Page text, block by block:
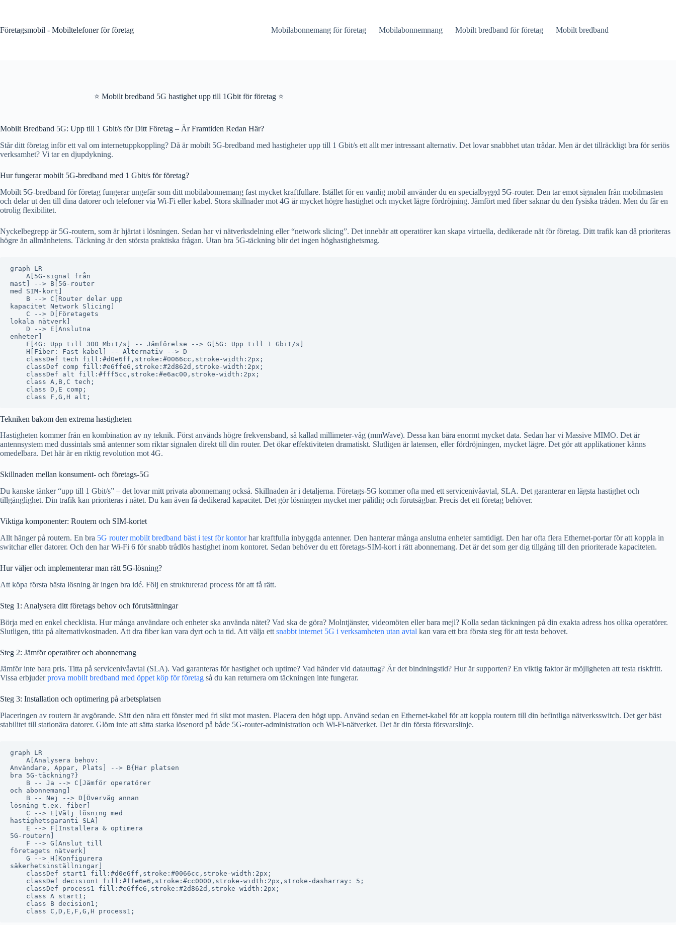
Företagsmobil - Mobiltelefoner för företag
Mobilabonnemang för företag Mobilabonnemnang Mobilt bredband för företag Mobilt bredband
⭐ Mobilt bredband 5G hastighet upp till 1Gbit för företag ⭐
Mobilt Bredband 5G: Upp till 1 Gbit/s för Ditt Företag – Är Framtiden Redan Här?
Står ditt företag inför ett val om internetuppkoppling? Då är mobilt 5G-bredband med hastigheter upp till 1 Gbit/s ett allt mer intressant alternativ. Det lovar snabbhet utan trådar. Men är det tillräckligt bra för seriös
verksamhet? Vi tar en djupdykning.
Hur fungerar mobilt 5G-bredband med 1 Gbit/s för företag?
Mobilt 5G-bredband för företag fungerar ungefär som ditt mobilabonnemang fast mycket kraftfullare. Istället för en vanlig mobil använder du en specialbyggd 5G-router. Den tar emot signalen från mobilmasten
och delar ut den till dina datorer och telefoner via Wi-Fi eller kabel. Stora skillnader mot 4G är mycket högre hastighet och mycket lägre fördröjning. Jämfört med fiber saknar du den fysiska tråden. Men du får en
otrolig flexibilitet.
Nyckelbegrepp är 5G-routern, som är hjärtat i lösningen. Sedan har vi nätverksdelning eller “network slicing”. Det innebär att operatörer kan skapa virtuella, dedikerade nät för företag. Ditt trafik kan då prioriteras
högre än allmänhetens. Täckning är den största praktiska frågan. Utan bra 5G-täckning blir det ingen höghastighetsmag.
graph LR
    A[5G-signal från
mast] --> B[5G-router
med SIM-kort]
    B --> C[Router delar upp
kapacitet Network Slicing]
    C --> D[Företagets
lokala nätverk]
    D --> E[Anslutna
enheter]
    F[4G: Upp till 300 Mbit/s] -- Jämförelse --> G[5G: Upp till 1 Gbit/s]
    H[Fiber: Fast kabel] -- Alternativ --> D
    classDef tech fill:#d0e6ff,stroke:#0066cc,stroke-width:2px;
    classDef comp fill:#e6ffe6,stroke:#2d862d,stroke-width:2px;
    classDef alt fill:#fff5cc,stroke:#e6ac00,stroke-width:2px;
    class A,B,C tech;
    class D,E comp;
Tekniken bakom den extrema hastigheten
Hastigheten kommer från en kombination av ny teknik. Först används högre frekvensband, så kallad millimeter-våg (mmWave). Dessa kan bära enormt mycket data. Sedan har vi Massive MIMO. Det är
antennsystem med dussintals små antenner som riktar signalen direkt till din router. Det ökar effektiviteten dramatiskt. Slutligen är latensen, eller fördröjningen, mycket lägre. Det gör att applikationer känns
omedelbara. Det här är en riktig revolution mot 4G.
Skillnaden mellan konsument- och företags-5G
Du kanske tänker “upp till 1 Gbit/s” – det lovar mitt privata abonnemang också. Skillnaden är i detaljerna. Företags-5G kommer ofta med ett servicenivåavtal, SLA. Det garanterar en lägsta hastighet och
tillgänglighet. Din trafik kan prioriteras i nätet. Du kan även få dedikerad kapacitet. Det gör lösningen mycket mer pålitlig och förutsägbar. Precis det ett företag behöver.
Viktiga komponenter: Routern och SIM-kortet
Allt hänger på routern. En bra 5G router mobilt bredband bäst i test för kontorhar kraftfulla inbyggda antenner. Den hanterar många anslutna enheter samtidigt. Den har ofta flera Ethernet-portar för att koppla in
switchar eller datorer. Och den har Wi-Fi 6 för snabb trådlös hastighet inom kontoret. Sedan behöver du ett företags-SIM-kort i rätt abonnemang. Det är det som ger dig tillgång till den prioriterade kapaciteten.
Hur väljer och implementerar man rätt 5G-lösning?
Att köpa första bästa lösning är ingen bra idé. Följ en strukturerad process för att få rätt.
Steg 1: Analysera ditt företags behov och förutsättningar
Börja med en enkel checklista. Hur många användare och enheter ska använda nätet? Vad ska de göra? Molntjänster, videomöten eller bara mejl? Kolla sedan täckningen på din exakta adress hos olika operatörer.
Slutligen, titta på alternativkostnaden. Att dra fiber kan vara dyrt och ta tid. Att välja ett snabbt internet 5G i verksamheten utan avtal kan vara ett bra första steg för att testa behovet.
Steg 2: Jämför operatörer och abonnemang
Jämför inte bara pris. Titta på servicenivåavtal (SLA). Vad garanteras för hastighet och uptime? Vad händer vid datauttag? Är det bindningstid? Hur är supporten? En viktig faktor är möjligheten att testa riskfritt.
Vissa erbjuderprova mobilt bredband med öppet köp för företag så du kan returnera om täckningen inte fungerar.
Steg 3: Installation och optimering på arbetsplatsen
Placeringen av routern är avgörande. Sätt den nära ett fönster med fri sikt mot masten. Placera den högt upp. Använd sedan en Ethernet-kabel för att koppla routern till din befintliga nätverksswitch. Det ger bäst
stabilitet till stationära datorer. Glöm inte att sätta starka lösenord på både 5G-router-administration och Wi-Fi-nätverket. Det är din första försvarslinje.
graph LR
    A[Analysera behov:
Användare, Appar, Plats] --> B{Har platsen
bra 5G-täckning?}
    B -- Ja --> C[Jämför operatörer
och abonnemang]
    B -- Nej --> D[Överväg annan
lösning t.ex. fiber]
    C --> E[Välj lösning med
hastighetsgaranti SLA]
    E --> F[Installera & optimera
5G-routern]
    F --> G[Anslut till
företagets nätverk]
    G --> H[Konfigurera
säkerhetsinställningar]
    classDef start1 fill:#d0e6ff,stroke:#0066cc,stroke-width:2px;
    classDef decision1 fill:#ffe6e6,stroke:#cc0000,stroke-width:2px,stroke-dasharray: 5;
    classDef process1 fill:#e6ffe6,stroke:#2d862d,stroke-width:2px;
    class A start1;
    class B decision1;